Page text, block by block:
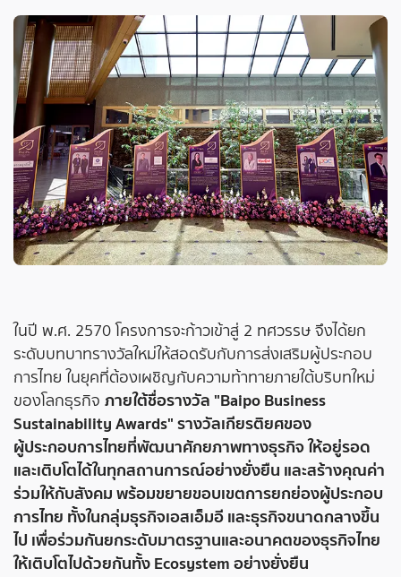
ในปี พ.ศ. 2570 โครงการจะก้าวเข้าสู่ 2 ทศวรรษ จึงได้ยก
ระดับบทบาทรางวัลใหม่ให้สอดรับกับการส่งเสริมผู้ประกอบ
การไทย ในยุคที่ต้องเผชิญกับความท้าทายภายใต้บริบทใหม่
ของโลกธุรกิจ ภายใต้ชื่อรางวัล "Baipo Business
Sustainability Awards" รางวัลเกียรติยศของ
ผู้ประกอบการไทยที่พัฒนาศักยภาพทางธุรกิจ ให้อยู่รอด
และเติบโตได้ในทุกสถานการณ์อย่างยั่งยืน และสร้างคุณค่า
ร่วมให้กับสังคม พร้อมขยายขอบเขตการยกย่องผู้ประกอบ
การไทย ทั้งในกลุ่มธุรกิจเอสเอ็มอี และธุรกิจขนาดกลางขึ้น
ไป เพื่อร่วมกันยกระดับมาตรฐานและอนาคตของธุรกิจไทย
ให้เติบโตไปด้วยกันทั้ง Ecosystem อย่างยั่งยืน